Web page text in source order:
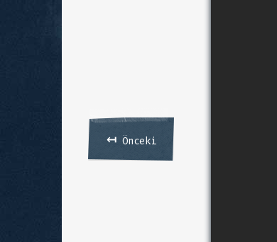
↤Önceki